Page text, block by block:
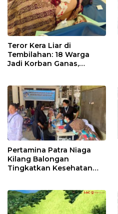
Teror Kera Liar di
Tembilahan: 18 Warga
Jadi Korban Ganas,
Pertamina Patra Niaga
Kilang Balongan
Tingkatkan Kesehatan
Rutin dan Edukasi
Perawatan Gigi